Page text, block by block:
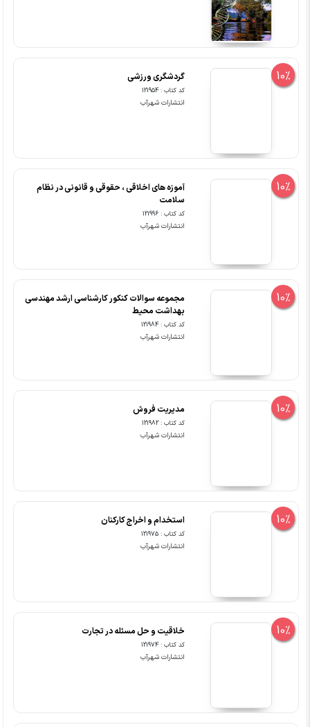
10% گردشگری ورزشی
کد کتاب : 121954
انتشارات شهرآب
10%
آموزه های اخلاقی ، حقوقی و قانونی در نظام
سلامت
کد کتاب : 121996
انتشارات شهرآب
10%
مجموعه سوالات کنکور کارشناسی ارشد مهندسی
بهداشت محیط
کد کتاب : 121984
انتشارات شهرآب
10% مدیریت فروش
کد کتاب : 121982
انتشارات شهرآب
10% استخدام و اخراج کارکنان
کد کتاب : 121975
انتشارات شهرآب
10% خلاقیت و حل مسئله در تجارت
کد کتاب : 121974
انتشارات شهرآب